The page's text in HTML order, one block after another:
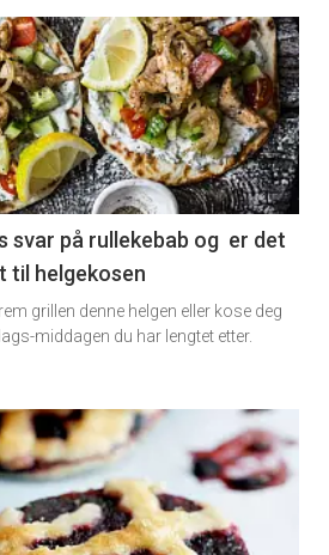
svar på rullekebab og er det
til helgekosen
grillen denne helgen eller kose deg
middagen du har lengtet etter.